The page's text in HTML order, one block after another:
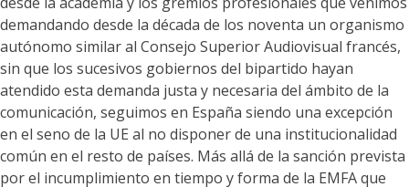
demandando desde la década de los noventa un organismo
autónomo similar al Consejo Superior Audiovisual francés,
sin que los sucesivos gobiernos del bipartido hayan
atendido esta demanda justa y necesaria del ámbito de la
comunicación, seguimos en España siendo una excepción
en el seno de la UE al no disponer de una institucionalidad
común en el resto de países. Más allá de la sanción prevista
por el incumplimiento en tiempo y forma de la EMFA que